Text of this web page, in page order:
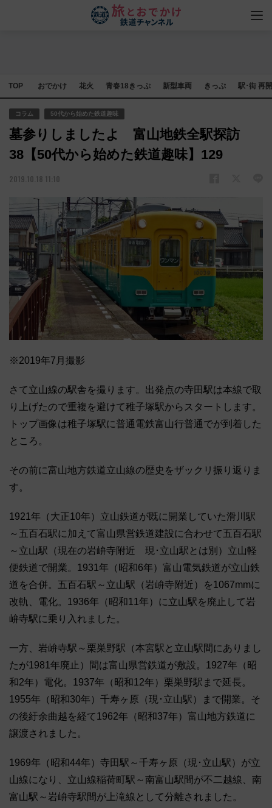
TOP おでかけ 花火 青春18きっぷ 新型車両 きっぷ 駅･街 再
コラム 50代から始めた鉄道趣味
墓参りしましたよ 富山地鉄全駅探訪
38【50代から始めた鉄道趣味】129
2019.10.18 11:10
※2019年7月撮影
さて立山線の駅舎を撮ります。出発点の寺田駅は本線で取
り上げたので重複を避けて稚子塚駅からスタートします。
トップ画像は稚子塚駅に普通電鉄富山行普通でが到着した
ところ。
その前に富山地方鉄道立山線の歴史をザックリ振り返りま
す。
1921年（大正10年）立山鉄道が既に開業していた滑川駅
～五百石駅に加えて富山県営鉄道建設に合わせて五百石駅
～立山駅（現在の岩峅寺附近 現･立山駅とは別）立山軽
便鉄道で開業。1931年（昭和6年）富山電気鉄道が立山鉄
道を合併。五百石駅～立山駅（岩峅寺附近）を1067mmに
改軌、電化。1936年（昭和11年）に立山駅を廃止して岩
峅寺駅に乗り入れました。
一方、岩峅寺駅～栗巣野駅（本宮駅と立山駅間にありまし
たが1981年廃止）間は富山県営鉄道が敷設。1927年（昭
和2年）電化。1937年（昭和12年）栗巣野駅まで延長。
1955年（昭和30年）千寿ヶ原（現･立山駅）まで開業。そ
の後紆余曲越を経て1962年（昭和37年）富山地方鉄道に
譲渡されました。
1969年（昭和44年）寺田駅～千寿ヶ原（現･立山駅）が立
山線になり、立山線稲荷町駅～南富山駅間が不二越線、南
富山駅～岩峅寺駅間が上滝線として分離されました。